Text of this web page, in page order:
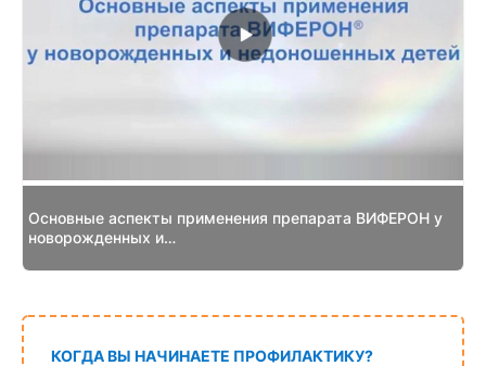
Основные аспекты применения препарата ВИФЕРОН у
новорожденных и…
КОГДА ВЫ НАЧИНАЕТЕ ПРОФИЛАКТИКУ?